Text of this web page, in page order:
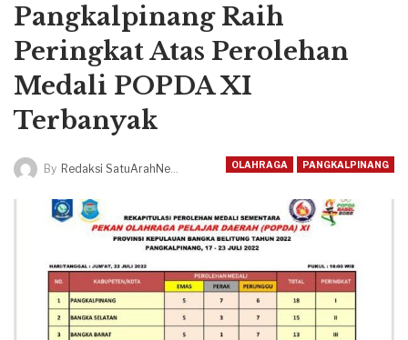
Pangkalpinang Raih
Peringkat Atas Perolehan
Medali POPDA XI
Terbanyak
OLAHRAGA PANGKALPINANG
By Redaksi SatuArahNews